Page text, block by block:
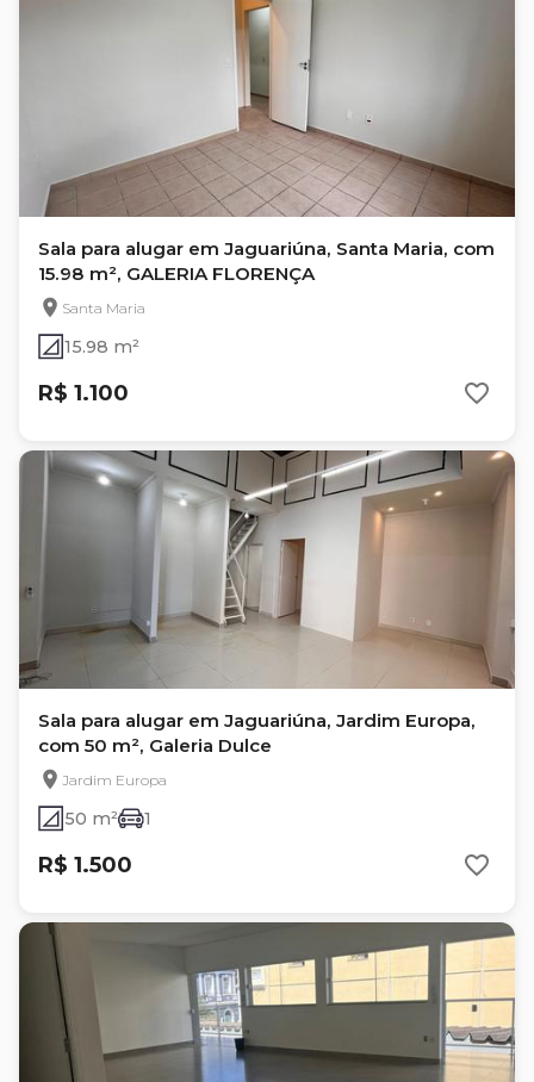
Sala para alugar em Jaguariúna, Santa Maria, com
15.98 m², GALERIA FLORENÇA
Santa Maria
15.98 m²
R$ 1.100
Sala para alugar em Jaguariúna, Jardim Europa,
com 50 m², Galeria Dulce
Jardim Europa
50 m² 1
R$ 1.500